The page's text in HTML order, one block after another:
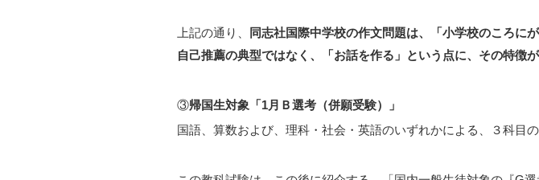
上記の通り、
同志社国際中学校の作文問題は、「小学校のころに
自己推薦の典型ではなく、「お話を作る」という点に、その特徴が
③帰国生対象「1月Ｂ選考（併願受験）」
国語、算数および、理科・社会・英語のいずれかによる、３科目の